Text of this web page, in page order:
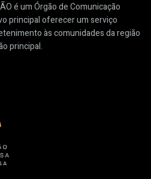
é um Órgão de Comunicação
principal oferecer um serviço
às comunidades da região
principal.